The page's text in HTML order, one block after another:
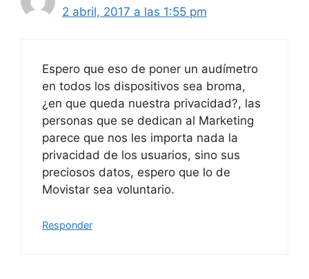
2 abril, 2017 a las 1:55 pm
Espero que eso de poner un audímetro
en todos los dispositivos sea broma,
¿en que queda nuestra privacidad?, las
personas que se dedican al Marketing
parece que nos les importa nada la
privacidad de los usuarios, sino sus
preciosos datos, espero que lo de
Movistar sea voluntario.
Responder